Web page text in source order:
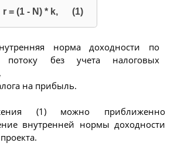
r = (1 - N) * k, (1)
норма доходности по
потоку без учета налоговых
на прибыль.
(1) можно приближенно
внутренней нормы доходности